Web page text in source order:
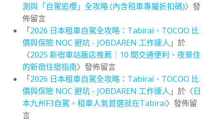
測與「自駕追櫻」全攻略 (內含租車專屬折扣碼)〉發
佈留言
「2026 日本租車自駕全攻略：Tabirai、TOCOO 比
價與保險 NOC 避坑 - JOBDAREN 工作達人 」於
〈2025 新宿車站飯店推薦｜10 間交通便利、夜景佳
的新宿住宿指南〉發佈留言
「2026 日本租車自駕全攻略：Tabirai、TOCOO 比
價與保險 NOC 避坑 - JOBDAREN 工作達人 」於〈日
本九州F3自駕，租車人氣首選就在Tabirai〉發佈留
言